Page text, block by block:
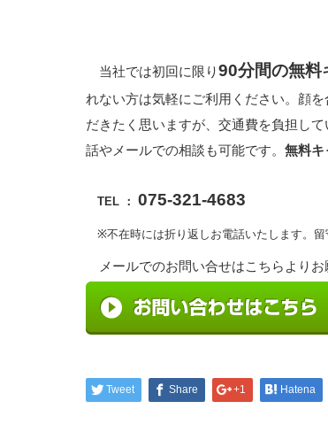
当社では初回に限り90分間の無料
れない方は気軽にご利用ください。 顔を
だきたく思いますが、交通費を負担し
話やメールでの相談も可能です。 無料キ
TEL ： 075-321-4683
※不在時には折り返しお電話いたします。留
メールでのお問い合せはこちらよりお
Tweet Share +1 Hatena